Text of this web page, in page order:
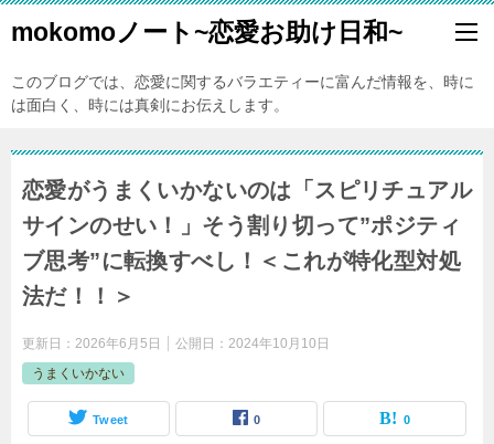
mokomoノート~恋愛お助け日和~
このブログでは、恋愛に関するバラエティーに富んだ情報を、時に
は面白く、時には真剣にお伝えします。
恋愛がうまくいかないのは「スピリチュアル
サインのせい！」そう割り切って”ポジティ
ブ思考”に転換すべし！＜これが特化型対処
法だ！！＞
更新日： 2026年6月5日 公開日： 2024年10月10日
うまくいかない
Tweet 0 0